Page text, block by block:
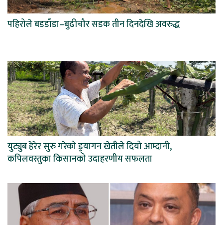
पहिरोले बडडाँडा–बुढीचौर सडक तीन दिनदेखि अवरुद्ध
युट्युब हेरेर सुरु गरेको ड्र्यागन खेतीले दियो आम्दानी,
कपिलवस्तुका किसानको उदाहरणीय सफलता